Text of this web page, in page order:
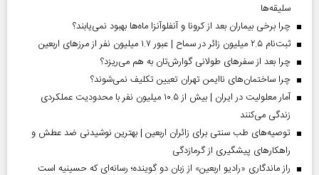
سلیقه‌ها
چرا برخی بیماران بعد از کرونا و آنفلوآنزا ماه‌ها بهبود نمی‌یابند؟
ثبت‌نام ۲.۵ میلیون زائر در سماح | عبور ۱.۷ میلیون نفر از مرز‌های اربعین
چرا بعد از سفرهای طولانی گوارش‌تان به هم می‌ریزد؟
چرا ساختمان‌های ناایمن تهران تعیین تکلیف نمی‌شوند؟
آمار معلولیت در ایران | بیش از ۱۰.۵ میلیون نفر با محدودیت عملکردی
زندگی می‌کنند
توصیه‌های طب سنتی برای زائران اربعین | بهترین نوشیدنی ضد عطش و
راهکارهای پیشگیری از گرمازدگی
راز ماندگاری «رادیو اربعین» از زبان دو گوینده؛ رسانه‌ای که حسینیه است